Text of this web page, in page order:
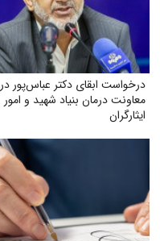
درخواست ابقای دکتر عباس‌پور در
معاونت درمان بنیاد شهید و امور
ایثارگران